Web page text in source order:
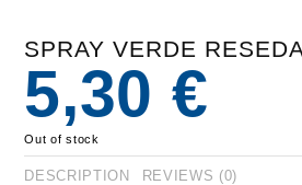
SPRAY VERDE
5,30 €
Out of stock
DESCRIPTION REVIEWS (0)